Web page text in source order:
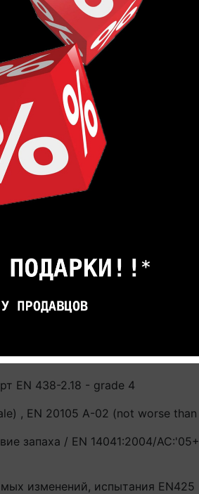
использовать только
PU покрытие со слоем,
отопления (горячая
системами,
покрытия с системами
не гарантирует
1:2010 - D-s3,d0 (стена)
EN 438-2.18 - grade 4
, EN 20105 A-02 (not worse
запаха / EN 14041:2004/
изменений, испытания EN425